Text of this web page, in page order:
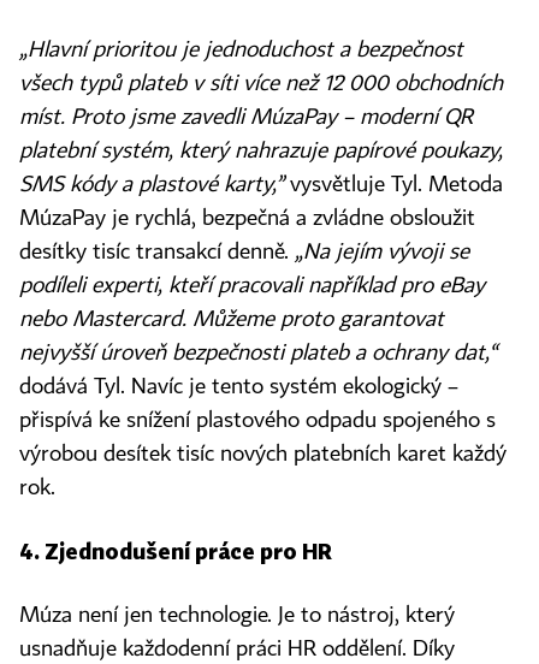
„Hlavní prioritou je jednoduchost a bezpečnost
všech typů plateb v síti více než 12 000 obchodních
míst. Proto jsme zavedli MúzaPay – moderní QR
platební systém, který nahrazuje papírové poukazy,
SMS kódy a plastové karty,”vysvětluje Tyl. Metoda
MúzaPay je rychlá, bezpečná a zvládne obsloužit
desítky tisíc transakcí denně. „Na jejím vývoji se
podíleli experti, kteří pracovali například pro eBay
nebo Mastercard. Můžeme proto garantovat
nejvyšší úroveň bezpečnosti plateb a ochrany dat,“
dodává Tyl. Navíc je tento systém ekologický –
přispívá ke snížení plastového odpadu spojeného s
výrobou desítek tisíc nových platebních karet každý
rok.
4. Zjednodušení práce pro HR
Múza není jen technologie. Je to nástroj, který
usnadňuje každodenní práci HR oddělení. Díky